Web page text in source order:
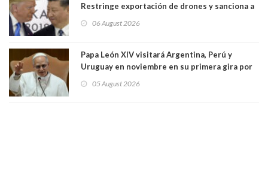
Restringe exportación de drones y sanciona a
06 August 2026
Papa León XIV visitará Argentina, Perú y
Uruguay en noviembre en su primera gira por
05 August 2026